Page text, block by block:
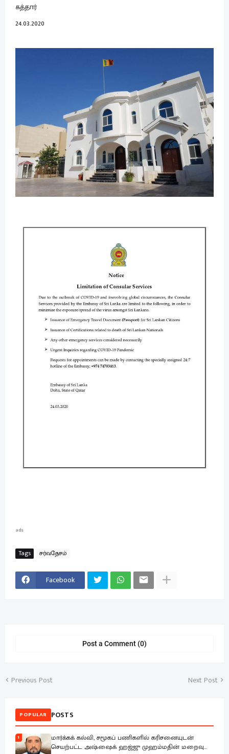
கத்தார்
24.03.2020
ads
Tags சர்வதேசம்
Facebook
Post a Comment (0)
Previous Post Next Post
POPULAR POSTS
1
மார்க்கக் கல்வி, சமூகப் பணிகளில் கரிசனையுடன்
செயற்பட்ட அஷ்ஷைக் ஹஜ்ஜு முஹம்மதின் மறைவு